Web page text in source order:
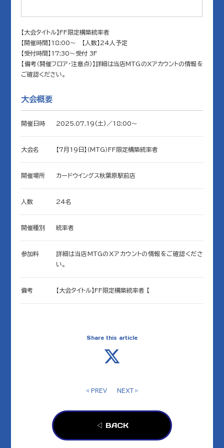
【大会タイトル】FF限定構築統率者
【開催時間】18:00～ 【人数】24人予定
【受付時間】17:30～受付 3F
【備考（開催フロア・注意点）】詳細は当店MTGのXアカウントの情報を
ご確認ください。
大会概要
開催日時 2025.07.19(土)／18:00〜
大会名 【7月19日】（MTG）FF限定構築統率者
開催場所 カードウイングス秋葉原駅前店
人数 24名
開催種別 統率者
参加料
詳細は当店MTGのXアカウントの情報をご確認くださ
い。
備考 【大会タイトル】FF限定構築統率者 【
Share this article
◁ PREV NEXT ▷
◁ BACK